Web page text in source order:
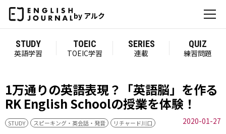
by アルク
STUDY
英語学習
TOEIC
TOEIC学習
SERIES
連載
QUIZ
練習問題
1万通りの英語表現？「英語脳」を作る
RK English Schoolの授業を体験！
STUDY スピーキング・英会話・発音 リチャード川口 2020-01-27